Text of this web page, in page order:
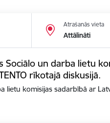
Atrašanās vieta
Attālināti
un darba lietu
rīkotajā diskusijā.
lietu komisijas sadarbībā ar